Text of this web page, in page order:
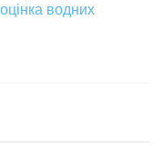
водних